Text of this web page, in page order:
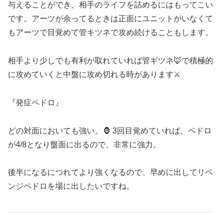
与えることができ、相手のライフを詰めるにはもってこい
です。アーツが余ってるときは正面にユニットがいなくて
もアーツで目覚めて管キツネで攻め続けることもします。
相手より少しでも有利が取れていれば管ギツネ🦊で積極的
に攻めていくと中盤に攻め切れる時があります⚔️
『発症ペドロ』
どの対面においても強い。🦍 3回目覚めていれば、ペドロ
が4/8となり盤面に出るので、非常に強力。
後半になるにつれてより強くなるので、早めに出してリベ
ンジペドロを場に出したいですね。